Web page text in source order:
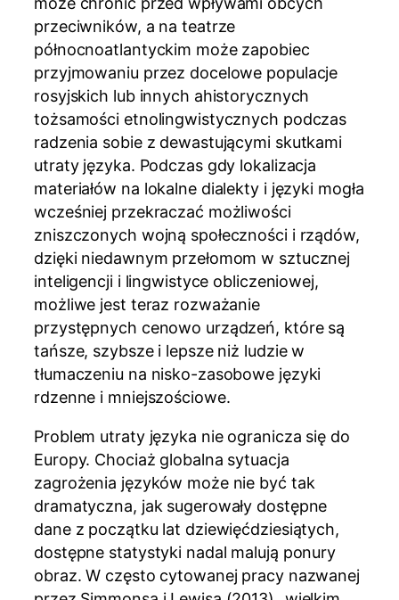
przeciwników, a na teatrze
północnoatlantyckim może zapobiec
przyjmowaniu przez docelowe populacje
rosyjskich lub innych ahistorycznych
tożsamości etnolingwistycznych podczas
radzenia sobie z dewastującymi skutkami
utraty języka. Podczas gdy lokalizacja
materiałów na lokalne dialekty i języki mogła
wcześniej przekraczać możliwości
zniszczonych wojną społeczności i rządów,
dzięki niedawnym przełomom w sztucznej
inteligencji i lingwistyce obliczeniowej,
możliwe jest teraz rozważanie
przystępnych cenowo urządzeń, które są
tańsze, szybsze i lepsze niż ludzie w
tłumaczeniu na nisko-zasobowe języki
rdzenne i mniejszościowe.
Problem utraty języka nie ogranicza się do
Europy. Chociaż globalna sytuacja
zagrożenia języków może nie być tak
dramatyczna, jak sugerowały dostępne
dane z początku lat dziewięćdziesiątych,
dostępne statystyki nadal malują ponury
obraz. W często cytowanej pracy nazwanej